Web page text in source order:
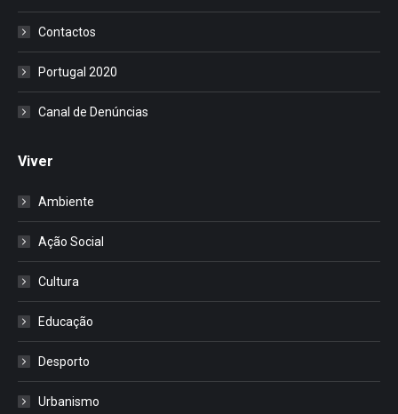
Contactos
Portugal 2020
Canal de Denúncias
Viver
Ambiente
Ação Social
Cultura
Educação
Desporto
Urbanismo